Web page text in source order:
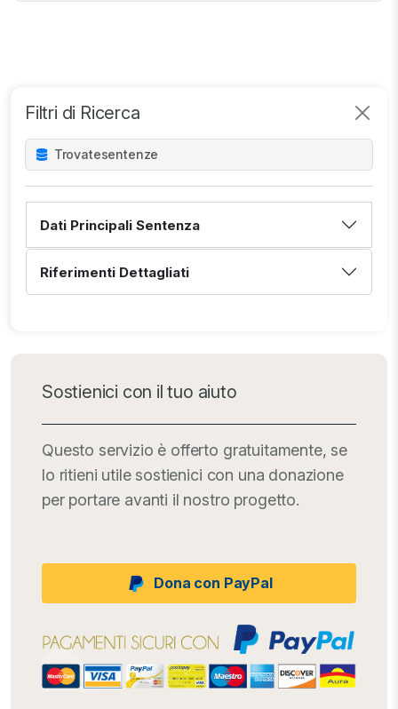
Filtri di Ricerca
Trovatesentenze
Dati Principali Sentenza
Riferimenti Dettagliati
Sostienici con il tuo aiuto
Questo servizio è offerto gratuitamente, se
lo ritieni utile sostienici con una donazione
per portare avanti il nostro progetto.
Dona con PayPal